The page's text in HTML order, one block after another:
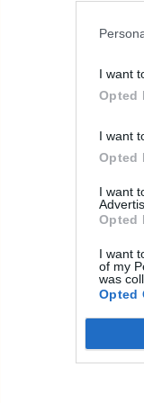
I want
Opted
I want
Opted
I want
Opted
I want
of my
was
Opted
για τα
Samsung
το Motorola Edge
των τεχνικών
του Robot
1 ημέρα ago